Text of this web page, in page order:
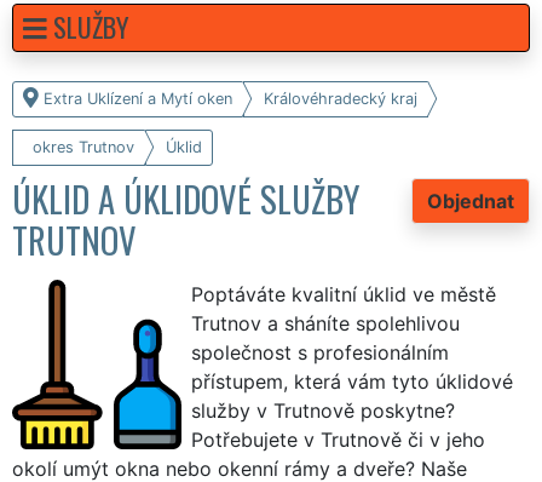
Extra Uklízení a Mytí oken Královéhradecký kraj
okres Trutnov Úklid
Objednat
ÚKLID A ÚKLIDOVÉ SLUŽBY
TRUTNOV
Poptáváte kvalitní úklid ve městě
Trutnov a sháníte spolehlivou
společnost s profesionálním
přístupem, která vám tyto úklidové
služby v Trutnově poskytne?
Potřebujete v Trutnově či v jeho
okolí umýt okna nebo okenní rámy a dveře? Naše
SLUŽBY